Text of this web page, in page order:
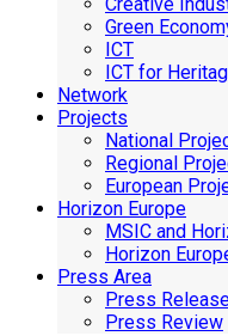
Creative
Green
ICT
ICT for
Network
Projects
National
Regional
European
Horizon Europe
MSIC and
Horizon
Press Area
Press
Press Review